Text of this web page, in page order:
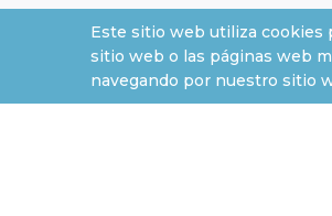
Este sitio web utiliza cookies
sitio web o las páginas web
navegando por nuestro sitio
INFORMACIÓN
Sobre nosotros